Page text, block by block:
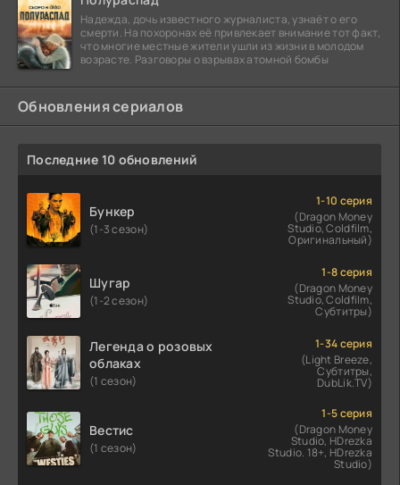
Надежда, дочь известного журналиста, узнаёт о его
смерти. На похоронах её привлекает внимание тот факт,
что многие местные жители ушли из жизни в молодом
возрасте. Разговоры о взрывах атомной бомбы
Обновления сериалов
Последние 10 обновлений
Бункер
(1-3 сезон)
1-10 серия
(Dragon Money
Studio, Coldfilm,
Оригинальный)
Шугар
(1-2 сезон)
1-8 серия
(Dragon Money
Studio, Coldfilm,
Субтитры)
Легенда о розовых
облаках
(1 сезон)
1-34 серия
(Light Breeze,
Субтитры,
DubLik.TV)
Вестис
(1 сезон)
1-5 серия
(Dragon Money
Studio, HDrezka
Studio. 18+, HDrezka
Studio)